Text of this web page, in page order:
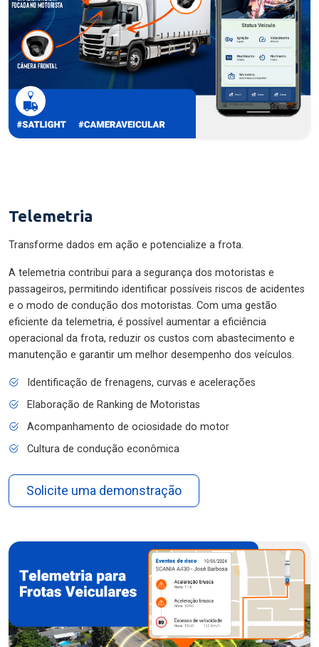
Telemetria
Transforme dados em ação e potencialize a frota.
A telemetria contribui para a segurança dos motoristas e
passageiros, permitindo identificar possíveis riscos de acidentes
e o modo de condução dos motoristas. Com uma gestão
eficiente da telemetria, é possível aumentar a eficiência
operacional da frota, reduzir os custos com abastecimento e
manutenção e garantir um melhor desempenho dos veículos.
Identificação de frenagens, curvas e acelerações
Elaboração de Ranking de Motoristas
Acompanhamento de ociosidade do motor
Cultura de condução econômica
Solicite uma demonstração